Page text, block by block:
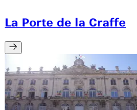
La Porte de la Craffe